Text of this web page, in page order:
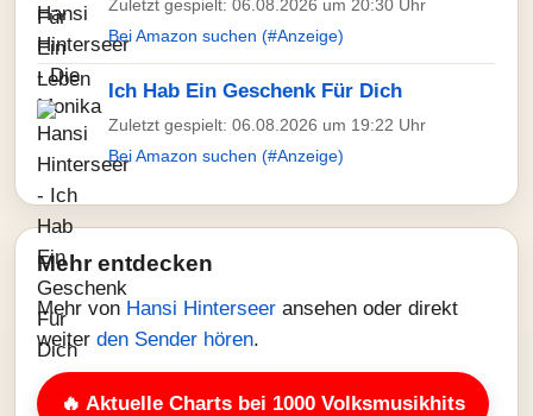
Zuletzt gespielt: 06.08.2026 um 20:30 Uhr
Bei Amazon suchen (#Anzeige)
Ich Hab Ein Geschenk Für Dich
Zuletzt gespielt: 06.08.2026 um 19:22 Uhr
Bei Amazon suchen (#Anzeige)
Mehr entdecken
Mehr von Hansi Hinterseer ansehen oder direkt
weiter den Sender hören.
🔥 Aktuelle Charts bei 1000 Volksmusikhits